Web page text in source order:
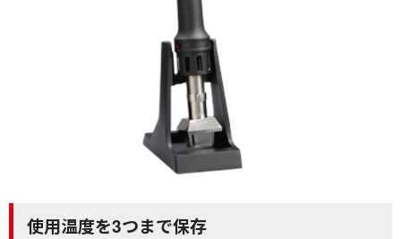
使用温度を3つまで保存